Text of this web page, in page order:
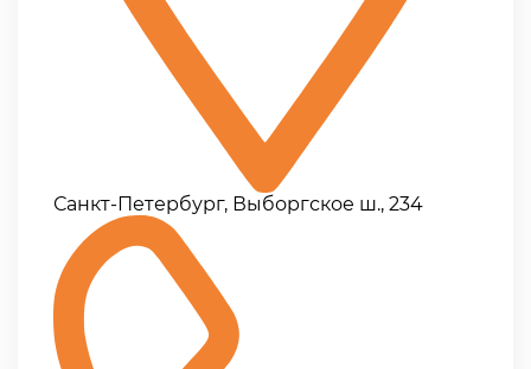
Санкт-Петербург, Выборгское ш., 234